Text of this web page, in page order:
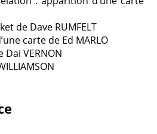
de Dave RUMFELT
carte de Ed MARLO
VERNON